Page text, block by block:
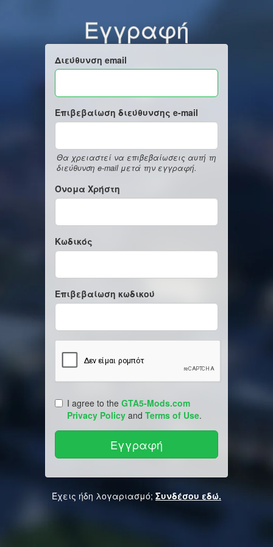
Εγγραφή
Διεύθυνση email
Επιβεβαίωση διεύθυνσης e-mail
Θα χρειαστεί να επιβεβαίωσεις αυτή τη
διεύθυνση e-mail μετά την εγγραφή.
Όνομα Χρήστη
Κωδικός
Επιβεβαίωση κωδικού
I agree to the GTA5-Mods.com
Privacy Policy and Terms of Use.
Έχεις ήδη λογαριασμό; Συνδέσου εδώ.